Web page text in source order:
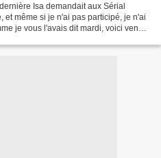
Isa demandait aux Sérial
et même si je n'ai pas participé, je n'ai
je vous l'avais dit mardi, voici venue